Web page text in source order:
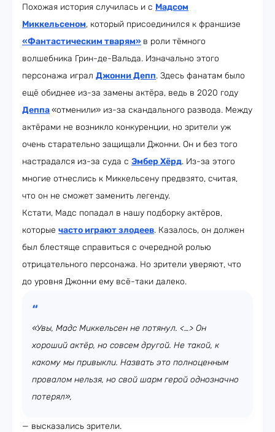
Похожая история случилась и с Мадсом
Миккельсеном, который присоединился к франшизе
«Фантастическим тварям» в роли тёмного
волшебника Грин-де-Вальда. Изначально этого
персонажа играл Джонни Депп. Здесь фанатам было
ещё обиднее из-за замены актёра, ведь в 2020 году
Деппа«отменили» из-за скандального развода. Между
актёрами не возникло конкуренции, но зрители уж
очень старательно защищали Джонни. Он и без того
настрадался из-за суда с Эмбер Хёрд. Из-за этого
многие отнеслись к Миккельсену предвзято, считая,
что он не сможет заменить легенду.
Кстати, Мадс попадал в нашу подборку актёров,
которые часто играют злодеев. Казалось, он должен
был блестяще справиться с очередной ролью
отрицательного персонажа. Но зрители уверяют, что
до уровня Джонни ему всё-таки далеко.
«Увы, Мадс Миккельсен не потянул. <…> Он
хороший актёр, но совсем другой. Не такой, к
какому мы привыкли. Назвать это полноценным
провалом нельзя, но свой шарм герой однозначно
потерял»,
— высказались зрители.